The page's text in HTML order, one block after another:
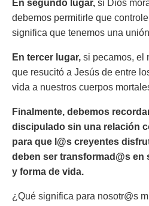
En segundo lugar, si Dios
debemos permitirle que
significa que tenemos una
En tercer lugar, si pecamos, el
que resucitó a Jesús de entre
vida a nuestros cuerpos
Finalmente, debemos
discipulado sin una relación
para que l@s creyentes
deben ser transformad@s en
y forma de vida.
¿Qué significa para nosotr@s